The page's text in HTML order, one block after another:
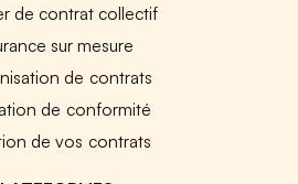
de contrat collectif
sur mesure
de contrats
de conformité
de vos contrats